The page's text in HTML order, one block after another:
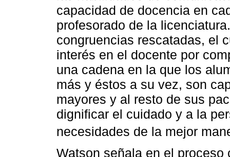
capacidad de docencia en
profesorado de la
congruencias rescatadas, el
interés en el docente por
una cadena en la que los
más y éstos a su vez, son
mayores y al resto de sus
dignificar el cuidado y a la
necesidades de la mejor
Watson señala en el